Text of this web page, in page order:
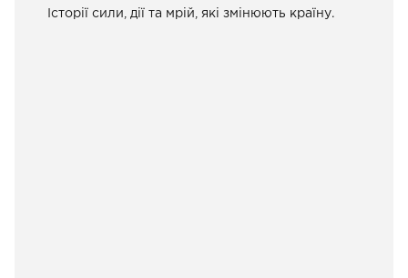
Історії сили, дії та мрій, які змінюють країну.